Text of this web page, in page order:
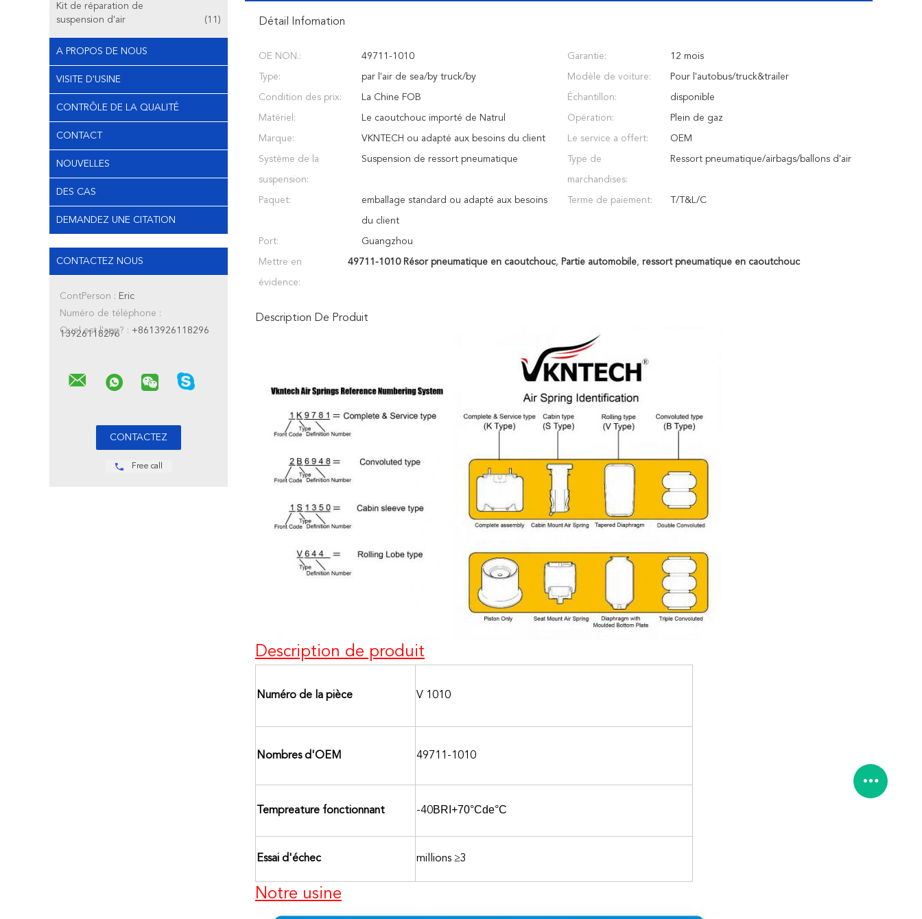
Kit de réparation de
suspension d'air
(11)
A PROPOS DE NOUS
VISITE D'USINE
CONTRÔLE DE LA QUALITÉ
CONTACT
NOUVELLES
DES CAS
DEMANDEZ UNE CITATION
CONTACTEZ NOUS
ContPerson : Eric
Numéro de téléphone :
13926118296
Quel est l'app? : +8613926118296
Free call
Détail Infomation
OE NON.: 49711-1010 Garantie: 12 mois
Type: par l'air de sea/by truck/by Modèle de voiture: Pour l'autobus/truck&trailer
Condition des prix: La Chine FOB Échantillon: disponible
Matériel: Le caoutchouc importé de Natrul Opération: Plein de gaz
Marque: VKNTECH ou adapté aux besoins du client Le service a offert: OEM
Système de la
suspension:
Suspension de ressort pneumatique Type de
marchandises:
Ressort pneumatique/airbags/ballons d'air
Paquet: emballage standard ou adapté aux besoins
du client
Terme de paiement: T/T&L/C
Port: Guangzhou
Mettre en
évidence:
49711-1010 Résor pneumatique en caoutchouc, Partie automobile, ressort pneumatique en caoutchouc
Description De Produit
Description de produit
Numéro de la pièce V 1010
Nombres d'OEM 49711-1010
Tempreature fonctionnant -40BRI+70°Cde°C
Essai d'échec millions ≥3
Notre usine